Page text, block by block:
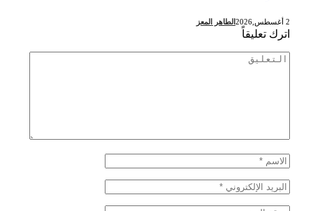
الطاهر المعز
اترك تعليقاً